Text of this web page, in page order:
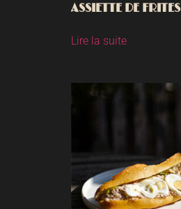
ASSIETTE DE FRITES
Lire la suite